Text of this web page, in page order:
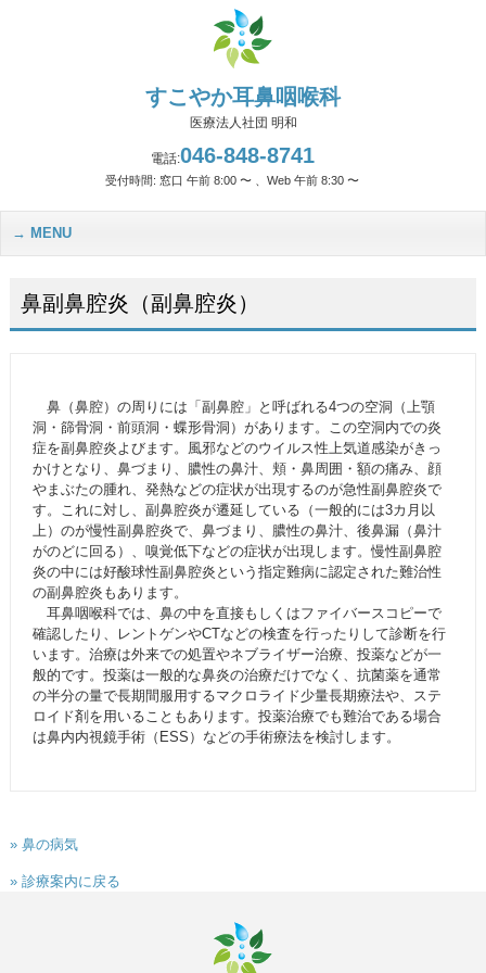
すこやか耳鼻咽喉科
医療法人社団 明和
電話:046-848-8741
受付時間: 窓口 午前 8:00 〜 、Web 午前 8:30 〜
MENU
鼻副鼻腔炎（副鼻腔炎）
鼻（鼻腔）の周りには「副鼻腔」と呼ばれる4つの空洞（上顎
洞・篩骨洞・前頭洞・蝶形骨洞）があります。この空洞内での炎
症を副鼻腔炎よびます。風邪などのウイルス性上気道感染がきっ
かけとなり、鼻づまり、膿性の鼻汁、頬・鼻周囲・額の痛み、顔
やまぶたの腫れ、発熱などの症状が出現するのが急性副鼻腔炎で
す。これに対し、副鼻腔炎が遷延している（一般的には3カ月以
上）のが慢性副鼻腔炎で、鼻づまり、膿性の鼻汁、後鼻漏（鼻汁
がのどに回る）、嗅覚低下などの症状が出現します。慢性副鼻腔
炎の中には好酸球性副鼻腔炎という指定難病に認定された難治性
の副鼻腔炎もあります。
耳鼻咽喉科では、鼻の中を直接もしくはファイバースコピーで
確認したり、レントゲンやCTなどの検査を行ったりして診断を行
います。治療は外来での処置やネブライザー治療、投薬などが一
般的です。投薬は一般的な鼻炎の治療だけでなく、抗菌薬を通常
の半分の量で長期間服用するマクロライド少量長期療法や、ステ
ロイド剤を用いることもあります。投薬治療でも難治である場合
は鼻内内視鏡手術（ESS）などの手術療法を検討します。
» 鼻の病気
» 診療案内に戻る